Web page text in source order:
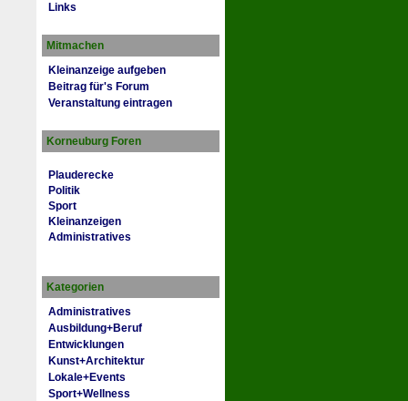
Links
Mitmachen
Kleinanzeige aufgeben
Beitrag für's Forum
Veranstaltung eintragen
Korneuburg Foren
Plauderecke
Politik
Sport
Kleinanzeigen
Administratives
Kategorien
Administratives
Ausbildung+Beruf
Entwicklungen
Kunst+Architektur
Lokale+Events
Sport+Wellness